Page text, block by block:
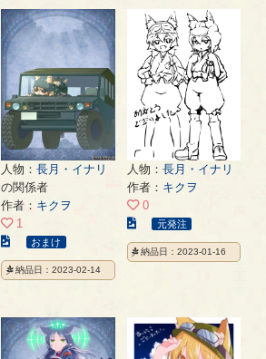
ペ
ー
ト
の
ペ
ー
ジ
人物：長月・イナリ
の関係者
作者： キクヲ
1
こ
の
イ
ト
おまけ
納品日：2023-02-14
人物： 長月・イナリ
作者： キクヲ
0
こ
の
イ
の
ペ
元発注
納品日：2023-01-16